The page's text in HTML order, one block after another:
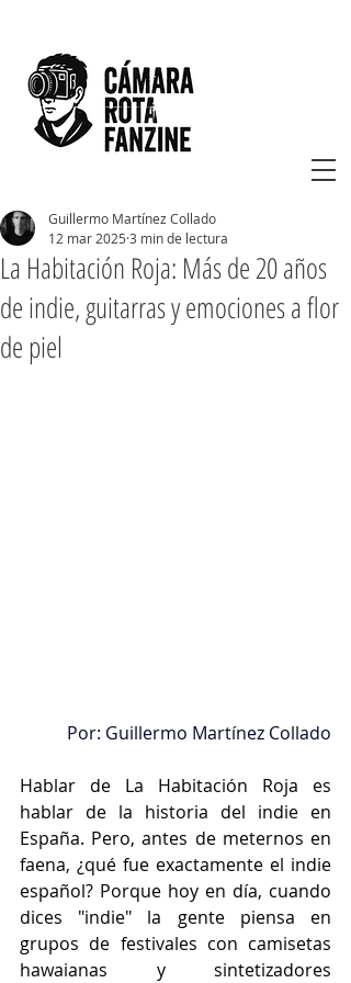
La Habitación Roja: Más de 20 años
de indie, guitarras y emociones a flor
de piel
Guillermo Martínez Collado
12 mar 2025 3 min de lectura
Por: Guillermo Martínez Collado
Hablar de La Habitación Roja es
hablar de la historia del indie en
España. Pero, antes de meternos en
faena, ¿qué fue exactamente el indie
español? Porque hoy en día, cuando
dices "indie" la gente piensa en
grupos de festivales con camisetas
hawaianas y sintetizadores